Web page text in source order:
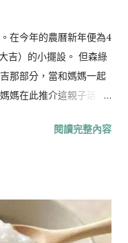
處理過程中沾上的紅色
檸檬汁擦手再洗，就容
的靈芝，紅菜頭鐵質豐
孕婦胎兒）脊椎發育，
維極高，能幫助消化，
降血壓。 紅菜頭除了根
在今年的農曆新年便為4
吉）的小擺設。 但森綠
那部分，當和媽媽一起
媽在此推介這親子活動!
綠色手工紙 （用作綠
，膠水 ，剪刀 做法：
）和綠葉 2．小朋友：用
閱讀完整內容